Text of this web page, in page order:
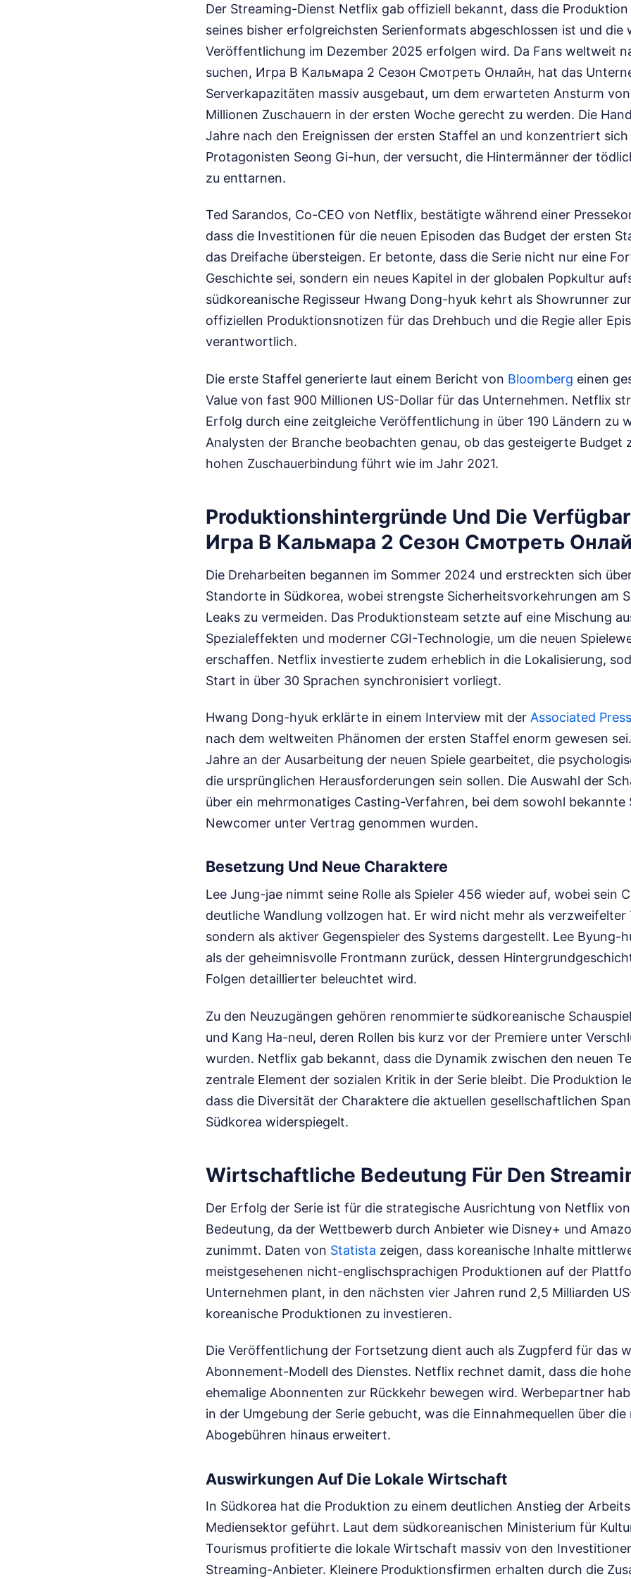
Der Streaming-Dienst Netflix gab offiziell bekannt, dass die
seines bisher erfolgreichsten Serienformats abgeschlossen ist und die
Veröffentlichung im Dezember 2025 erfolgen wird. Da Fans weltweit
suchen, Игра В Кальмара 2 Сезон Смотреть Онлайн, hat das
Serverkapazitäten massiv ausgebaut, um dem erwarteten Ansturm
Millionen Zuschauern in der ersten Woche gerecht zu werden. Die
Jahre nach den Ereignissen der ersten Staffel an und konzentriert
Protagonisten Seong Gi-hun, der versucht, die Hintermänner der
zu enttarnen.
Ted Sarandos, Co-CEO von Netflix, bestätigte während einer
dass die Investitionen für die neuen Episoden das Budget der ersten
das Dreifache übersteigen. Er betonte, dass die Serie nicht nur eine
Geschichte sei, sondern ein neues Kapitel in der globalen Popkultur
südkoreanische Regisseur Hwang Dong-hyuk kehrt als Showrunner
offiziellen Produktionsnotizen für das Drehbuch und die Regie aller
verantwortlich.
Die erste Staffel generierte laut einem Bericht von Bloomberg einen
Value von fast 900 Millionen US-Dollar für das Unternehmen. Netflix
Erfolg durch eine zeitgleiche Veröffentlichung in über 190 Ländern zu
Analysten der Branche beobachten genau, ob das gesteigerte Budget
hohen Zuschauerbindung führt wie im Jahr 2021.
Produktionshintergründe Und Die
Игра В Кальмара 2 Сезон Смотреть
Die Dreharbeiten begannen im Sommer 2024 und erstreckten sich
Standorte in Südkorea, wobei strengste Sicherheitsvorkehrungen am
Leaks zu vermeiden. Das Produktionsteam setzte auf eine Mischung
Spezialeffekten und moderner CGI-Technologie, um die neuen
erschaffen. Netflix investierte zudem erheblich in die Lokalisierung,
Start in über 30 Sprachen synchronisiert vorliegt.
Hwang Dong-hyuk erklärte in einem Interview mit der Associated Press
nach dem weltweiten Phänomen der ersten Staffel enorm gewesen
Jahre an der Ausarbeitung der neuen Spiele gearbeitet, die
die ursprünglichen Herausforderungen sein sollen. Die Auswahl der
über ein mehrmonatiges Casting-Verfahren, bei dem sowohl bekannte
Newcomer unter Vertrag genommen wurden.
Besetzung Und Neue Charaktere
Lee Jung-jae nimmt seine Rolle als Spieler 456 wieder auf, wobei sein
deutliche Wandlung vollzogen hat. Er wird nicht mehr als verzweifelter
sondern als aktiver Gegenspieler des Systems dargestellt. Lee Byung-
als der geheimnisvolle Frontmann zurück, dessen
Folgen detaillierter beleuchtet wird.
Zu den Neuzugängen gehören renommierte südkoreanische
und Kang Ha-neul, deren Rollen bis kurz vor der Premiere unter
wurden. Netflix gab bekannt, dass die Dynamik zwischen den neuen
zentrale Element der sozialen Kritik in der Serie bleibt. Die Produktion
dass die Diversität der Charaktere die aktuellen gesellschaftlichen
Südkorea widerspiegelt.
Wirtschaftliche Bedeutung Für Den
Der Erfolg der Serie ist für die strategische Ausrichtung von Netflix
Bedeutung, da der Wettbewerb durch Anbieter wie Disney+ und
zunimmt. Daten von Statista zeigen, dass koreanische Inhalte
meistgesehenen nicht-englischsprachigen Produktionen auf der
Unternehmen plant, in den nächsten vier Jahren rund 2,5 Milliarden
koreanische Produktionen zu investieren.
Die Veröffentlichung der Fortsetzung dient auch als Zugpferd für das
Abonnement-Modell des Dienstes. Netflix rechnet damit, dass die
ehemalige Abonnenten zur Rückkehr bewegen wird. Werbepartner
in der Umgebung der Serie gebucht, was die Einnahmequellen über die
Abogebühren hinaus erweitert.
Auswirkungen Auf Die Lokale Wirtschaft
In Südkorea hat die Produktion zu einem deutlichen Anstieg der
Mediensektor geführt. Laut dem südkoreanischen Ministerium für
Tourismus profitierte die lokale Wirtschaft massiv von den
Streaming-Anbieter. Kleinere Produktionsfirmen erhalten durch die